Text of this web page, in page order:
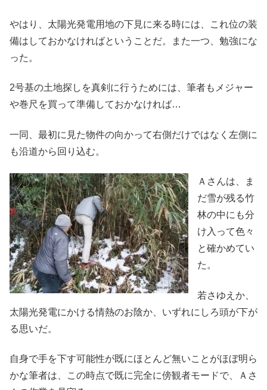
やはり、太陽光発電用地の下見に来る時には、これ位の装
備はしておかなければということだ。また一つ、勉強にな
った。
2号基の土地探しを真剣に行うためには、筆者もメジャー
や巻尺を買って準備しておかなければ…
一同、最初に見た物件の向かって右側だけではなく左側に
も沿道から回り込む。
Ａさんは、ま
だ雪が残る竹
林の中にも分
け入って色々
と確かめてい
た。
若さゆえか、
太陽光発電にかける情熱のお陰か、いずれにしろ頭が下が
る思いだ。
自身で手を下す可能性が既にほとんど無いことがほぼ明ら
かな筆者は、この時点で既に完全に傍観者モードで、Ａさ